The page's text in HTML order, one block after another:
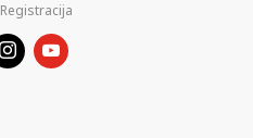
Registracija